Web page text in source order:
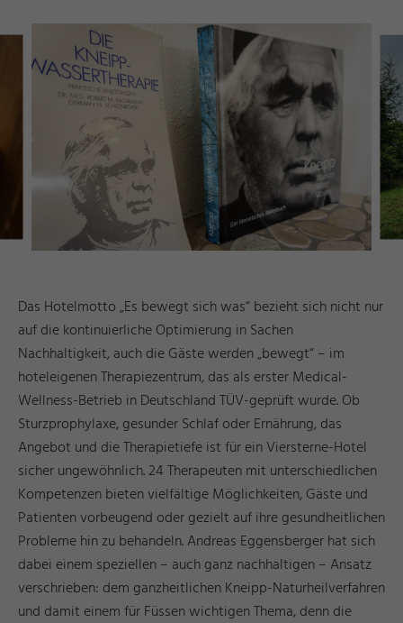
Das Hotelmotto „Es bewegt sich was“ bezieht sich nicht nur
auf die kontinuierliche Optimierung in Sachen
Nachhaltigkeit, auch die Gäste werden „bewegt“ – im
hoteleigenen Therapiezentrum, das als erster Medical-
Wellness-Betrieb in Deutschland TÜV-geprüft wurde. Ob
Sturzprophylaxe, gesunder Schlaf oder Ernährung, das
Angebot und die Therapietiefe ist für ein Viersterne-Hotel
sicher ungewöhnlich. 24 Therapeuten mit unterschiedlichen
Kompetenzen bieten vielfältige Möglichkeiten, Gäste und
Patienten vorbeugend oder gezielt auf ihre gesundheitlichen
Probleme hin zu behandeln. Andreas Eggensberger hat sich
dabei einem speziellen – auch ganz nachhaltigen – Ansatz
verschrieben: dem ganzheitlichen Kneipp-Naturheilverfahren
und damit einem für Füssen wichtigen Thema, denn die